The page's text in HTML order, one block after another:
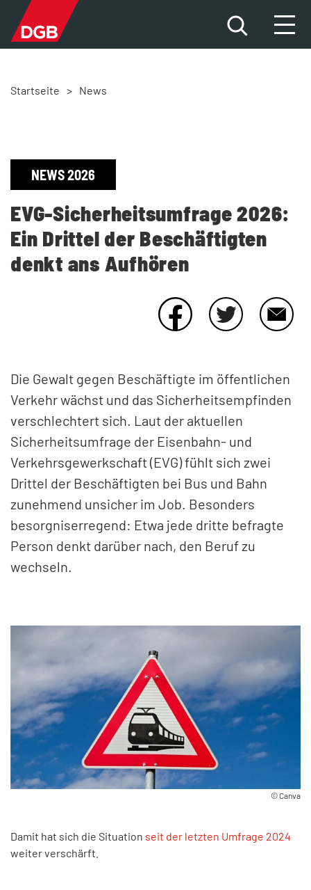
HILFE FÜR BETROFFENE
DIE FAKTEN
DIE ÜBERGRIFFE
NEWS
Startseite > News
NEWS 2026
EVG-Sicherheitsumfrage 2026:
Ein Drittel der Beschäftigten
denkt ans Aufhören
Die Gewalt gegen Beschäftigte im öffentlichen
Verkehr wächst und das Sicherheitsempfinden
verschlechtert sich. Laut der aktuellen
Sicherheitsumfrage der Eisenbahn- und
Verkehrsgewerkschaft (EVG) fühlt sich zwei
Drittel der Beschäftigten bei Bus und Bahn
zunehmend unsicher im Job. Besonders
besorgniserregend: Etwa jede dritte befragte
Person denkt darüber nach, den Beruf zu
wechseln.
©Canva
Damit hat sich die Situation seit der letzten Umfrage 2024
weiter verschärft.